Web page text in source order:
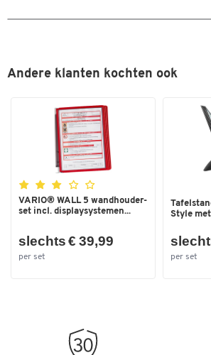
Andere klanten kochten ook
VARIO® WALL 5 wandhouder-
set incl. displaysystemen...
slechts € 39,99
per set
Style
per set